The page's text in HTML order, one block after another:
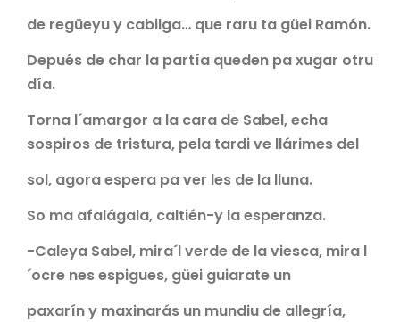
de regüeyu y cabilga… que raru ta güei Ramón.
Depués de char la partía queden pa xugar otru
día.
Torna l´amargor a la cara de Sabel, echa
sospiros de tristura, pela tardi ve llárimes del
sol, agora espera pa ver les de la lluna.
So ma afalágala, caltién-y la esperanza.
-Caleya Sabel, mira´l verde de la viesca, mira l
´ocre nes espigues, güei guiarate un
paxarín y maxinarás un mundiu de allegría,